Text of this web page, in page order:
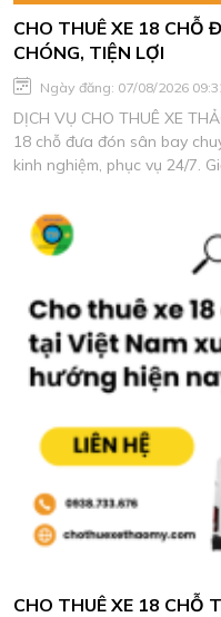
CHO THUÊ XE 18 CHỖ
CHÓNG, TIỆN LỢI
Ngày đăng: 07/08/2026
DỊCH VỤ CHO THUÊ XE
18 chỗ đưa đón sân bay
kinh nghiệm, phục vụ 24/7.
CHO THUÊ XE 18 CHỖ